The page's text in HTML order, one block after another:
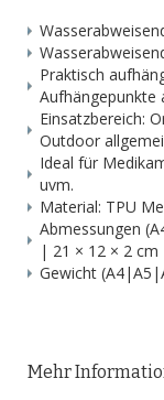
Praktisch
Aufhängepunkte
Einsatzbereich:
Outdoor
Ideal für
uvm.
Material: TPU
Abmessungen
| 21 × 12 × 2 cm
Gewicht
Mehr